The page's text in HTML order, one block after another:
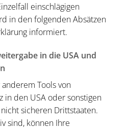
einschlägigen
in den folgenden Absätzen
informiert.
in die USA und
Tools von
in den USA oder sonstigen
sicheren Drittstaaten.
sind, können Ihre